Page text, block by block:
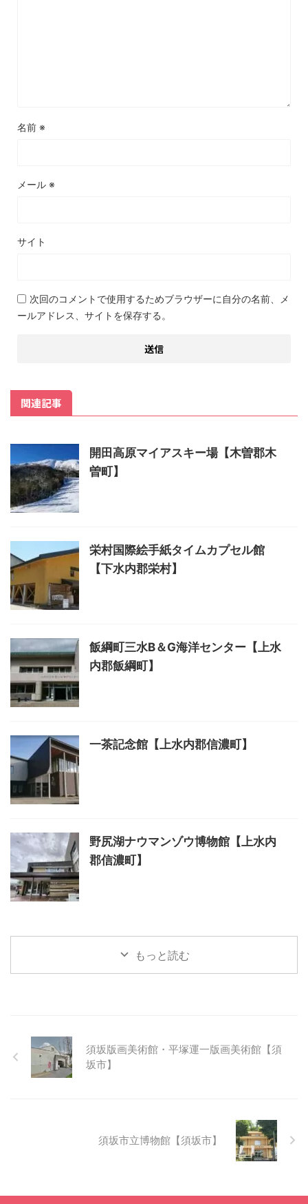
名前 ※
メール ※
サイト
次回のコメントで使用するためブラウザーに自分の名前、メ
ールアドレス、サイトを保存する。
関連記事
開田高原マイアスキー場【木曽郡木
曽町】
栄村国際絵手紙タイムカプセル館
【下水内郡栄村】
飯綱町三水B＆G海洋センター【上水
内郡飯綱町】
一茶記念館【上水内郡信濃町】
野尻湖ナウマンゾウ博物館【上水内
郡信濃町】
もっと読む
須坂版画美術館・平塚運一版画美術館【須
坂市】
須坂市立博物館【須坂市】